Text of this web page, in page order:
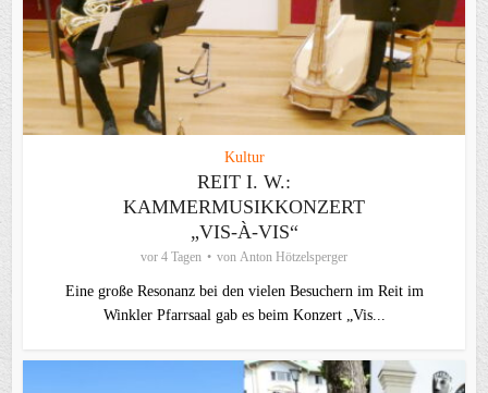
Kultur
REIT I. W.:
KAMMERMUSIKKONZERT
„VIS-À-VIS“
vor 4 Tagen von Anton Hötzelsperger
Eine große Resonanz bei den vielen Besuchern im Reit im
Winkler Pfarrsaal gab es beim Konzert „Vis...